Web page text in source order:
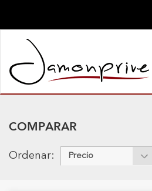
COMPARAR
Ordenar: Precio